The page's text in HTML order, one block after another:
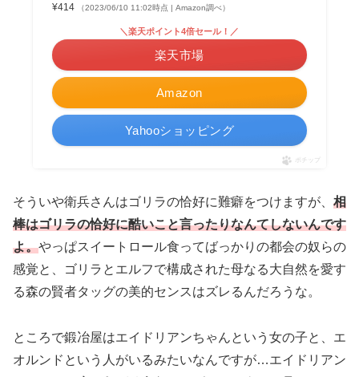
¥414 （2023/06/10 11:02時点 | Amazon調べ）
Amazon
＼楽天ポイント4倍セール！／
楽天市場
Yahooショッピング
ポチップ
そういや衛兵さんはゴリラの恰好に難癖をつけますが、 相
棒はゴリラの恰好に酷いこと言ったりなんてしないんです
よ。やっぱスイートロール食ってばっかりの都会の奴らの
感覚と、ゴリラとエルフで構成された母なる大自然を愛す
る森の賢者タッグの美的センスはズレるんだろうな。
ところで鍛冶屋はエイドリアンちゃんという女の子と、エ
オルンドという人がいるみたいなんですが…エイドリアン